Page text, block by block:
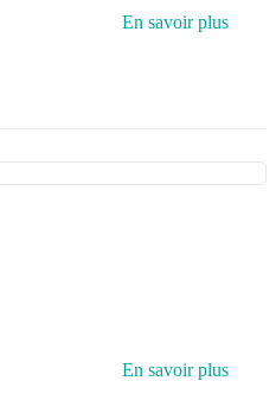
En savoir plus
En savoir plus